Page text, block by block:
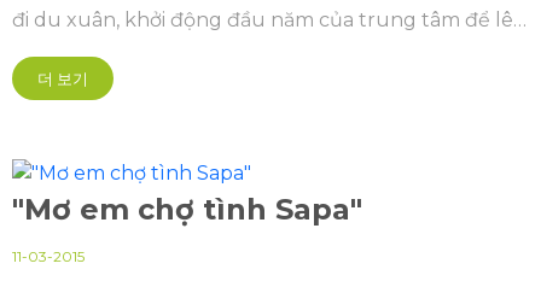
đi du xuân, khởi động đầu năm của trung tâm để lên
dây cót tinh thần cho các thành viên sau kỳ nghỉ
Tết...더 보기
"Mơ em chợ tình Sapa"
11-03-2015